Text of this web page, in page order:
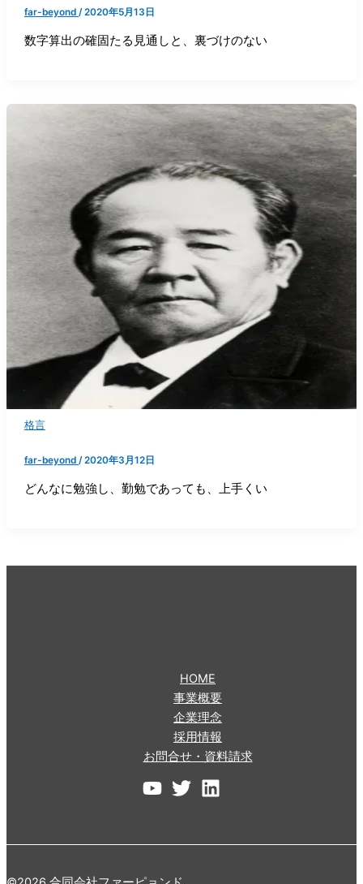
far-beyond /2020年5月13日
数字算出の確固たる見通しと、裏づけのない
格言
far-beyond /2020年3月12日
どんなに勉強し、勤勉であっても、上手くい
HOME
事業概要
企業理念
採用情報
お問合せ・資料請求